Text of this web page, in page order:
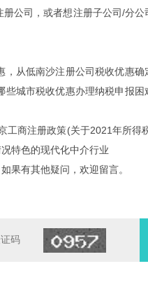
公司，或者想注册子公司/分公
从低南沙注册公司税收优惠确
城市税收优惠办理纳税申报困
工商注册政策(关于2021年所得
特色的现代化中介行业
果有其他疑问，欢迎留言。